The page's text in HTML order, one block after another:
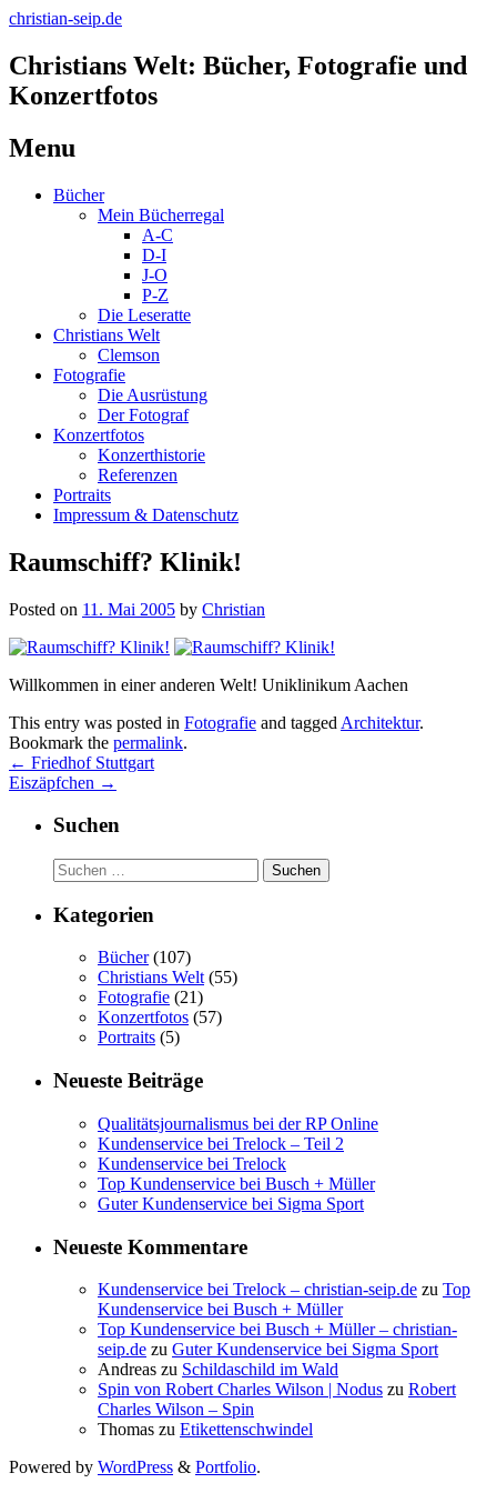
christian-seip.de
Christians Welt: Bücher, Fotografie und
Konzertfotos
Menu
Skip
Bücher
Mein Bücherregal
A-C
D-I
J-O
P-Z
Die Leseratte
Christians Welt
Clemson
Fotografie
Die Ausrüstung
Der Fotograf
Konzertfotos
Konzerthistorie
Referenzen
Portraits
Impressum & Datenschutz
Raumschiff? Klinik!
Posted on 11. Mai 2005 by Christian
Willkommen in einer anderen Welt! Uniklinikum Aachen
This entry was posted in Fotografie and tagged Architektur.
Bookmark the permalink.
Post
navigation
← Friedhof Stuttgart
Eiszäpfchen →
Suchen
Suchen
nach:
Kategorien
Bücher(107)
Christians Welt(55)
Fotografie (21)
Konzertfotos (57)
Portraits (5)
Neueste Beiträge
Qualitätsjournalismus bei der RP Online
Kundenservice bei Trelock – Teil 2
Kundenservice bei Trelock
Top Kundenservice bei Busch + Müller
Guter Kundenservice bei Sigma Sport
Neueste Kommentare
Kundenservice bei Trelock – christian-seip.de zu Top
Kundenservice bei Busch + Müller
Top Kundenservice bei Busch + Müller – christian-
seip.de zu Guter Kundenservice bei Sigma Sport
Andreas zu Schildaschild im Wald
Spin von Robert Charles Wilson | Nodus zu Robert
Charles Wilson – Spin
Thomas zu Etikettenschwindel
Powered by WordPress & Portfolio.